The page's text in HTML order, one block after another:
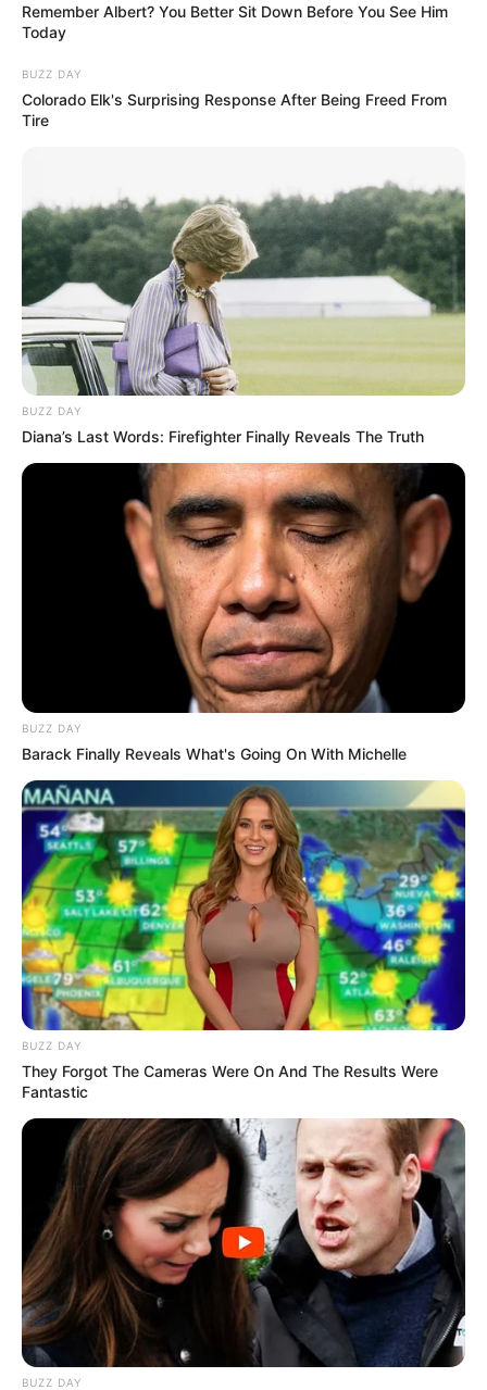
Sinopsis Devil on Top,
Angga Yunanda Galau
Usai Pura-pura Dekati
Cinta Laura
Sinopsis Adit Sopo Jarwo:
The Movie, Pertemuan
Pertama Trio Kesayangan
Sinopsis Surga yang Tak
Dirindukan 3, Kejutan
Peran Baru Reza
Rahadian
Remember Albert? You Better Sit Down Before You See Him
Today
BUZZ DAY
Colorado Elk's Surprising Response After Being Freed From
Tire
BUZZ DAY
Diana’s Last Words: Firefighter Finally Reveals The Truth
BUZZ DAY
Barack Finally Reveals What's Going On With Michelle
BUZZ DAY
They Forgot The Cameras Were On And The Results Were
Fantastic
BUZZ DAY